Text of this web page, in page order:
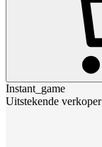
Instant_game
Uitstekende verkoper